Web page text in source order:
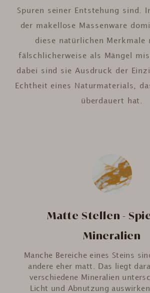
Spuren seiner Entstehung sind.
der makellose Massenware
diese natürlichen Merkmale
fälschlicherweise als Mängel
dabei sind sie Ausdruck der
Echtheit eines Naturmaterials,
überdauert hat.
Matte Stellen -
Mineralien
Manche Bereiche eines Steins
andere eher matt. Das liegt
verschiedene Mineralien
Licht und Abnutzung